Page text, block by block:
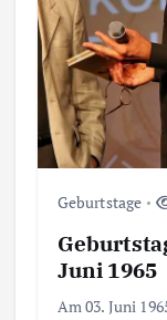
Geburtstage
Juni 1965
Am 03. Juni